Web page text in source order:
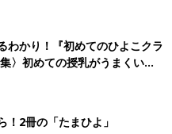
わかり！『初めてのひよこクラ
〉初めての授乳がうまくい
の基本と夏のトラブル 解決テ
！2冊の「たまひよ」